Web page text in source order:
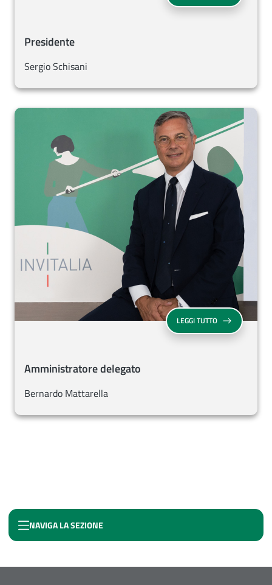
Presidente
Sergio Schisani
LEGGI TUTTO
Amministratore delegato
Bernardo Mattarella
NAVIGA LA SEZIONE
CHI SIAMO